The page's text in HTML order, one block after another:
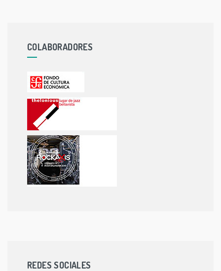
COLABORADORES
REDES SOCIALES